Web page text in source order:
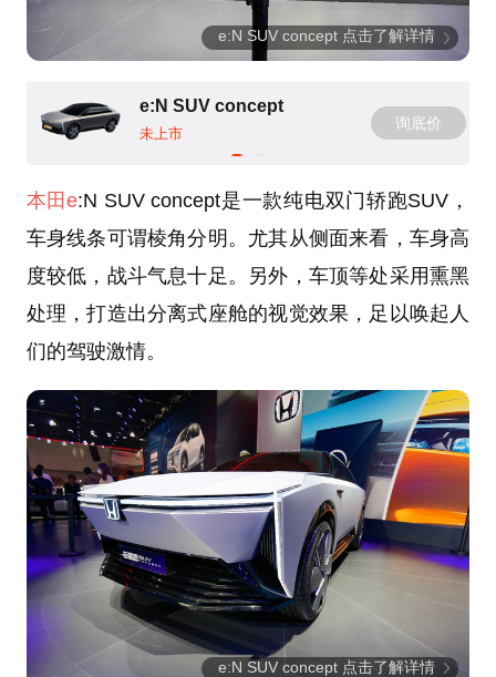
e:N SUV concept 点击了解详情
e:N SUV concept
未上市
询底价
本田e:N SUV concept是一款纯电双门轿跑SUV，
车身线条可谓棱角分明。尤其从侧面来看，车身高
度较低，战斗气息十足。另外，车顶等处采用熏黑
处理，打造出分离式座舱的视觉效果，足以唤起人
们的驾驶激情。
e:N SUV concept 点击了解详情